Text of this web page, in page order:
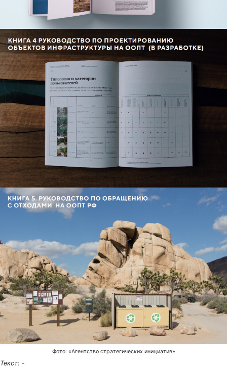
Фото: «Агентство стратегических инициатив»
Текст: -